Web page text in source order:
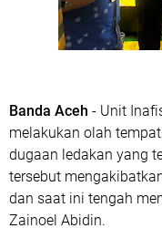
Banda Aceh - Unit
melakukan olah
dugaan ledakan yang
tersebut
dan saat ini tengah
Zainoel Abidin.